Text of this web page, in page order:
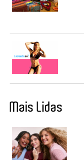
Mais Lidas